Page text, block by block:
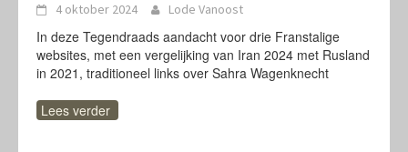
4 oktober 2024 Lode Vanoost
In deze Tegendraads aandacht voor drie Franstalige
websites, met een vergelijking van Iran 2024 met Rusland
in 2021, traditioneel links over Sahra Wagenknecht
Lees verder